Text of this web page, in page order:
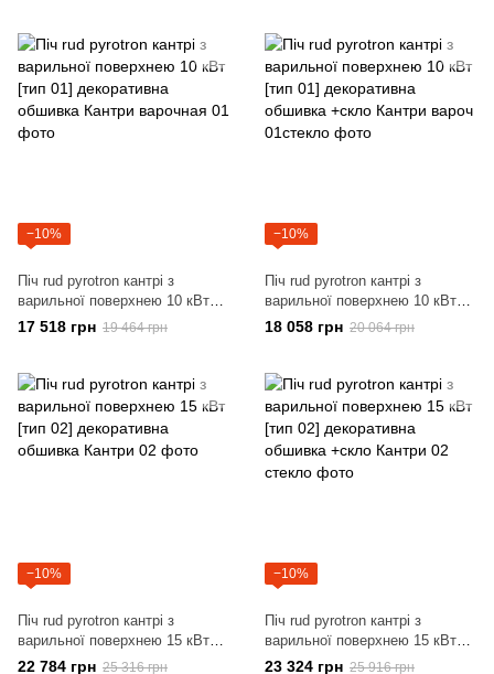
−10%
Піч rud pyrotron кантрі з
варильної поверхнею 10 кВт
[тип 01] декоративна обшивка
17 518 грн 19 464 грн
−10%
Піч rud pyrotron кантрі з
варильної поверхнею 10 кВт
[тип 01] декоративна обшивка
18 058 грн 20 064 грн
−10%
Піч rud pyrotron кантрі з
варильної поверхнею 15 кВт
[тип 02] декоративна обшивка
22 784 грн 25 316 грн
−10%
Піч rud pyrotron кантрі з
варильної поверхнею 15 кВт
[тип 02] декоративна обшивка
23 324 грн 25 916 грн